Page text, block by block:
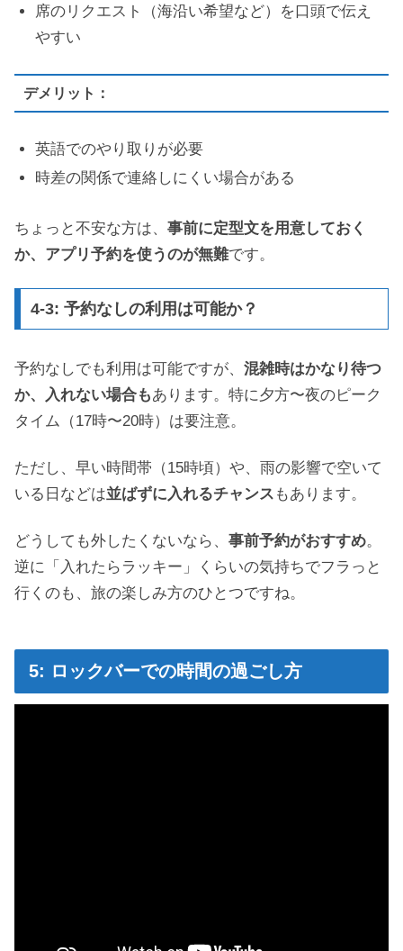
席のリクエスト（海沿い希望など）を口頭で伝え
やすい
デメリット：
英語でのやり取りが必要
時差の関係で連絡しにくい場合がある
ちょっと不安な方は、 事前に定型文を用意しておく
か、アプリ予約を使うのが無難です。
4-3: 予約なしの利用は可能か？
予約なしでも利用は可能ですが、 混雑時はかなり待つ
か、入れない場合もあります。特に夕方〜夜のピーク
タイム（17時〜20時）は要注意。
ただし、早い時間帯（15時頃）や、雨の影響で空いて
いる日などは並ばずに入れるチャンス もあります。
どうしても外したくないなら、 事前予約がおすすめ。
逆に「入れたらラッキー」くらいの気持ちでフラっと
行くのも、旅の楽しみ方のひとつですね。
5: ロックバーでの時間の過ごし方